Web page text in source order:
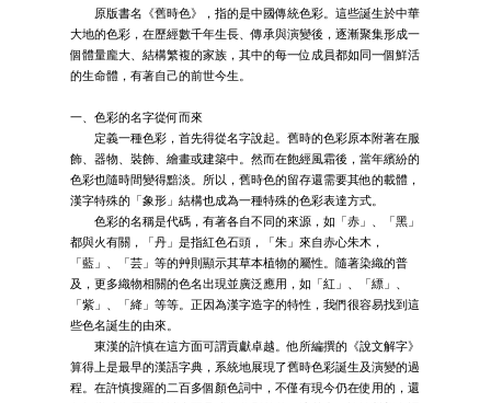
原版書名《舊時色》，指的是中國傳統色彩。這些誕生於中華
大地的色彩，在歷經數千年生長、傳承與演變後，逐漸聚集形成一
個體量龐大、結構繁複的家族，其中的每一位成員都如同一個鮮活
的生命體，有著自己的前世今生。
一、色彩的名字從何而來
定義一種色彩，首先得從名字說起。舊時的色彩原本附著在服
飾、器物、裝飾、繪畫或建築中。然而在飽經風霜後，當年繽紛的
色彩也隨時間變得黯淡。所以，舊時色的留存還需要其他的載體，
漢字特殊的「象形」結構也成為一種特殊的色彩表達方式。
色彩的名稱是代碼，有著各自不同的來源，如「赤」、「黑」
都與火有關，「丹」是指紅色石頭，「朱」來自赤心朱木，
「藍」、「芸」等的艸則顯示其草本植物的屬性。隨著染織的普
及，更多織物相關的色名出現並廣泛應用，如「紅」、「縹」、
「紫」、「絳」等等。正因為漢字造字的特性，我們很容易找到這
些色名誕生的由來。
東漢的許慎在這方面可謂貢獻卓越。他所編撰的《說文解字》
算得上是最早的漢語字典，系統地展現了舊時色彩誕生及演變的過
程。在許慎搜羅的二百多個顏色詞中，不僅有現今仍在使用的，還